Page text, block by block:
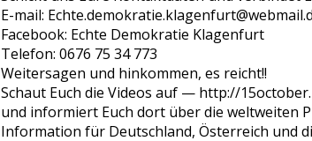
E-mail:
Facebook: Echte Demokratie Klagenfurt
Telefon: 0676 75 34 773
Weitersagen und hinkommen, es reicht!!
Schaut Euch die Videos auf — http://
und informiert Euch dort über die weltweiten
Information für Deutschland, Österreich und